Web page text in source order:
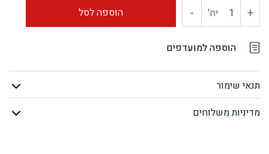
+ כמות
טחון
יח' - הוספה לסל
הוספה למועדפים
תנאי שימור
מדיניות משלוחים